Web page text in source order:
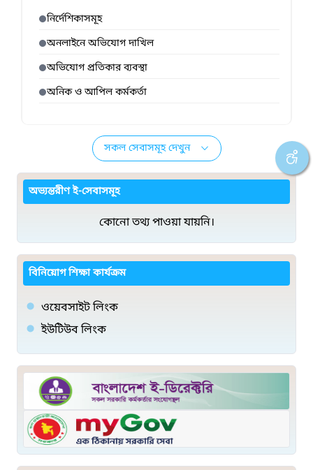
নির্দেশিকাসমূহ
অনলাইনে অভিযোগ দাখিল
অভিযোগ প্রতিকার ব্যবস্থা
অনিক ও আপিল কর্মকর্তা
সকল সেবাসমূহ দেখুন
অভ্যন্তরীণ ই-সেবাসমূহ
কোনো তথ্য পাওয়া যায়নি।
বিনিয়োগ শিক্ষা কার্যক্রম
ওয়েবসাইট লিংক
ইউটিউব লিংক